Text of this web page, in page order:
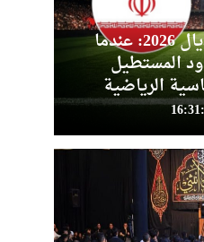
مصر وإيران في مونديال 2026: عندما
المستطيل
الرياضية